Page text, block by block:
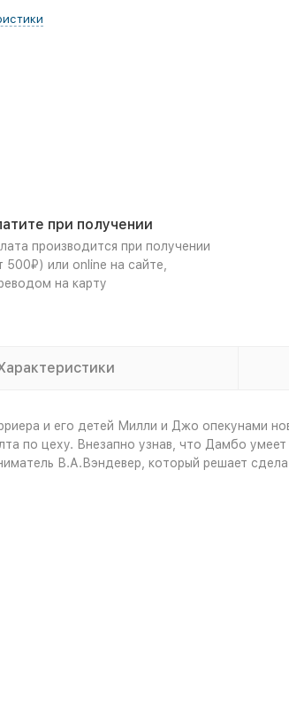
при получении
производится при получении
500₽) или online на сайте,
на карту
и его детей Милли и Джо опекунами
по цеху. Внезапно узнав, что Дамбо
В.А.Вэндевер, который решает